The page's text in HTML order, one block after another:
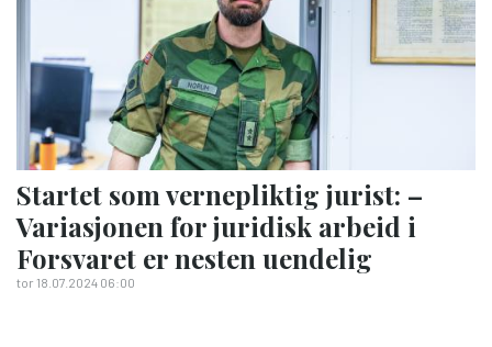
Startet som vernepliktig jurist: –
Variasjonen for juridisk arbeid i
Forsvaret er nesten uendelig
tor 18.07.2024 06:00